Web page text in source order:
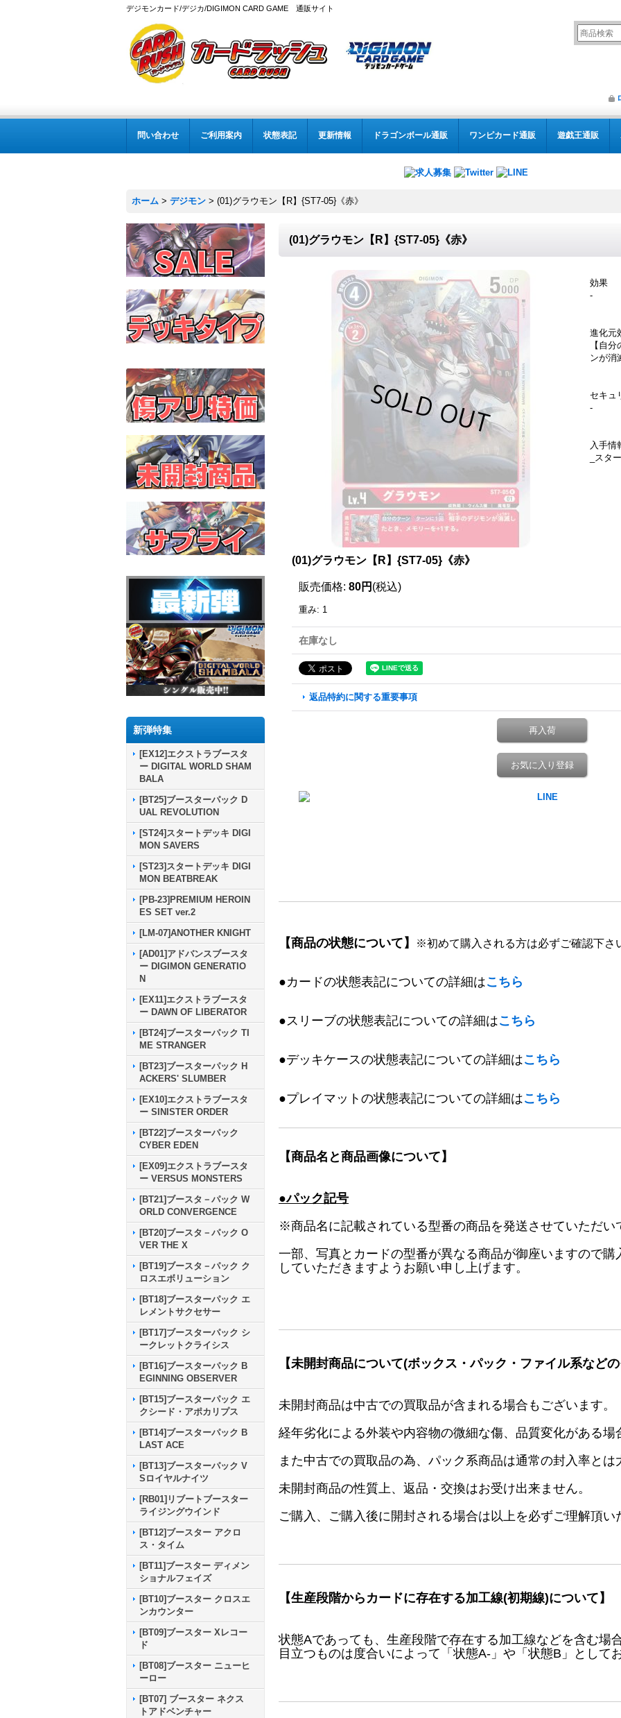
デジモンカード/デジカ/DIGIMON CARD GAME 通販サイト
問い合わせ ご利用案内 状態表記 更新情報 ドラゴンボール通販 ワンピカード通販 遊戯王通販
ホーム > デジモン > (01)グラウモン【R】{ST7-05}《赤》
新弾特集
[EX12]エクストラブースタ
ー DIGITAL WORLD SHAM
BALA
[BT25]ブースターパック D
UAL REVOLUTION
[ST24]スタートデッキ DIGI
MON SAVERS
[ST23]スタートデッキ DIGI
MON BEATBREAK
[PB-23]PREMIUM HEROIN
ES SET ver.2
[LM-07]ANOTHER KNIGHT
[AD01]アドバンスブースタ
ー DIGIMON GENERATIO
N
[EX11]エクストラブースタ
ー DAWN OF LIBERATOR
[BT24]ブースターパック TI
ME STRANGER
[BT23]ブースターパック H
ACKERS' SLUMBER
[EX10]エクストラブースタ
ー SINISTER ORDER
[BT22]ブースターパック
CYBER EDEN
[EX09]エクストラブースタ
ー VERSUS MONSTERS
[BT21]ブースタ－パック W
ORLD CONVERGENCE
[BT20]ブースタ－パック O
VER THE X
[BT19]ブースタ－パック ク
ロスエボリューション
[BT18]ブースターパック エ
レメントサクセサー
[BT17]ブースターパック シ
ークレットクライシス
[BT16]ブースターパック B
EGINNING OBSERVER
[BT15]ブースターパック エ
クシード・アポカリプス
[BT14]ブースターパック B
LAST ACE
[BT13]ブースターパック V
Sロイヤルナイツ
[RB01]リブートブースター
ライジングウインド
[BT12]ブースター アクロ
ス・タイム
[BT11]ブースター ディメン
ショナルフェイズ
[BT10]ブースター クロスエ
ンカウンター
[BT09]ブースター Xレコー
ド
[BT08]ブースター ニューヒ
ーロー
[BT07] ブースター ネクス
トアドベンチャー
(01)グラウモン【R】{ST7-05}《赤》
効果
-
進化元
【自
ンが消
セキュ
-
入手情
_スタ
(01)グラウモン【R】{ST7-05}《赤》
販売価格: 80円 (税込)
重み: 1
在庫なし
返品特約に関する重要事項
再入荷
お気に入り登録
【商品の状態について】 ※初めて購入される方は必ずご確認下さ
●カードの状態表記についての詳細はこちら
●スリーブの状態表記についての詳細はこちら
●デッキケースの状態表記についての詳細はこちら
●プレイマットの状態表記についての詳細はこちら
【商品名と商品画像について】
●パック記号
※商品名に記載されている型番の商品を発送させていただい
一部、写真とカードの型番が異なる商品が御座いますので
していただきますようお願い申し上げます。
【未開封商品について(ボックス・パック・ファイル系など
未開封商品は中古での買取品が含まれる場合もございます。
経年劣化による外装や内容物の微細な傷、品質変化がある場
また中古での買取品の為、パック系商品は通常の封入率とは
未開封商品の性質上、返品・交換はお受け出来ません。
ご購入、ご購入後に開封される場合は以上を必ずご理解頂い
【生産段階からカードに存在する加工線(初期線)について】
状態Aであっても、生産段階で存在する加工線などを含む場
目立つものは度合いによって「状態A-」や「状態B」として